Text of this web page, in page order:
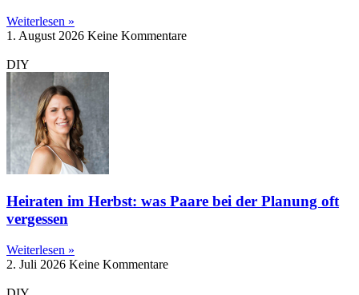
Weiterlesen »
1. August 2026 Keine Kommentare
DIY
Heiraten im Herbst: was Paare bei der Planung oft
vergessen
Weiterlesen »
2. Juli 2026 Keine Kommentare